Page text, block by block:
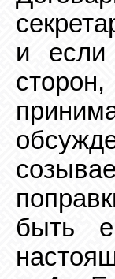
и если
быть